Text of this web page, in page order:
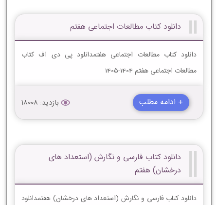
دانلود کتاب مطالعات اجتماعی هفتم
دانلود کتاب مطالعات اجتماعی هفتمدانلود پی دی اف کتاب
مطالعات اجتماعی هفتم 1404-1405
+ ادامه مطلب بازدید: 18008
دانلود کتاب فارسی و نگارش (استعداد های
درخشان) هفتم
دانلود کتاب فارسی و نگارش (استعداد های درخشان) هفتمدانلود